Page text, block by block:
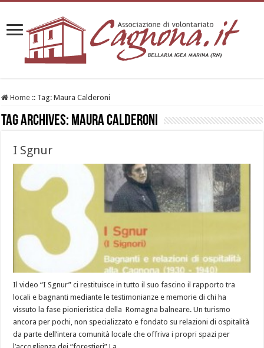
Home :: Tag:Maura Calderoni
Tag Archives: Maura Calderoni
I Sgnur
Il video “I Sgnur” ci restituisce in tutto il suo fascino il rapporto tra
locali e bagnanti mediante le testimonianze e memorie di chi ha
vissuto la fase pionieristica della Romagna balneare. Un turismo
ancora per pochi, non specializzato e fondato su relazioni di ospitalità
da parte dell’intera comunità locale che offriva i propri spazi per